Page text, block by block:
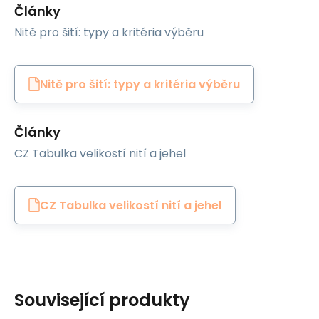
Články
Nitě pro šití: typy a kritéria výběru
Nitě pro šití: typy a kritéria výběru
Články
CZ Tabulka velikostí nití a jehel
CZ Tabulka velikostí nití a jehel
Související produkty